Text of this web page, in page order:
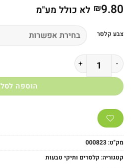
₪9.80 לא כולל מע"מ
צבע קלסר
כמות של קלסר מהודר גב 8 פוליו בצבעים שונים
הוספה לסל
מק"ט:000823
קטגוריה: קלסרים ותיקי טבעות